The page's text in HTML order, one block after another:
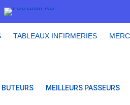
TABLEAUX INFIRMERIES
BUTEURS MEILLEURS PASSEURS